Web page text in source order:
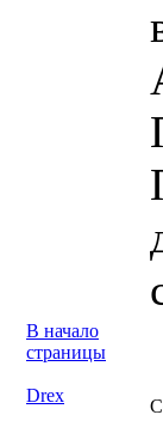
В начало
страницы
Drex